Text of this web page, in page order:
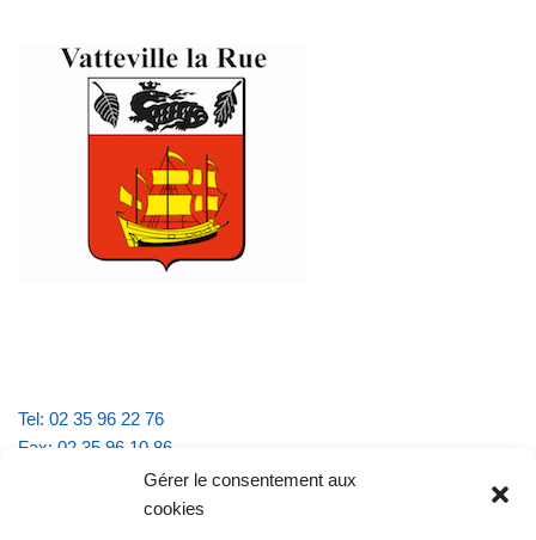
Gérer le consentement aux
cookies
Tel: 02 35 96 22 76
Fax: 02 35 96 10 86
Email : mairie.vattevillelarue@wanadoo.fr